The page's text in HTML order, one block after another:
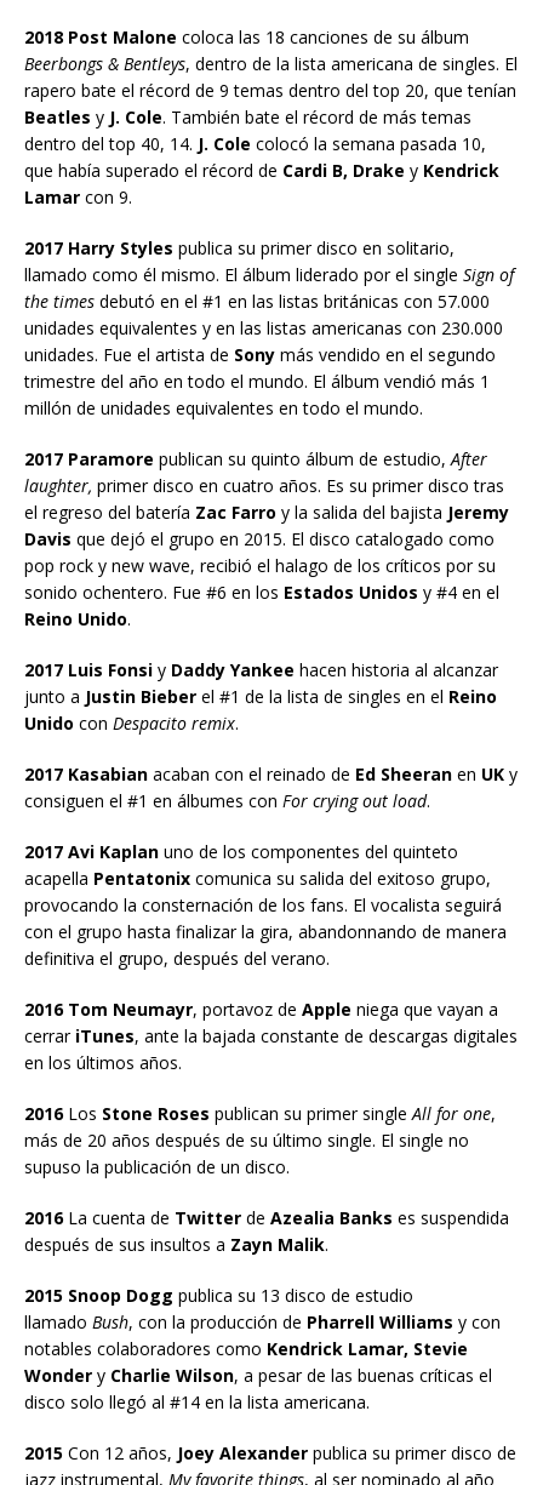
2018 Post Malone coloca las 18 canciones de su álbum
Beerbongs & Bentleys, dentro de la lista americana de singles. El
rapero bate el récord de 9 temas dentro del top 20, que tenían
Beatles y J. Cole. También bate el récord de más temas
dentro del top 40, 14. J. Cole colocó la semana pasada 10,
que había superado el récord de Cardi B, Drake y Kendrick
Lamar con 9.
2017 Harry Styles publica su primer disco en solitario,
llamado como él mismo. El álbum liderado por el single Sign of
the times debutó en el #1 en las listas británicas con 57.000
unidades equivalentes y en las listas americanas con 230.000
unidades. Fue el artista de Sony más vendido en el segundo
trimestre del año en todo el mundo. El álbum vendió más 1
millón de unidades equivalentes en todo el mundo.
2017 Paramore publican su quinto álbum de estudio,After
laughter, primer disco en cuatro años. Es su primer disco tras
el regreso del batería Zac Farro y la salida del bajista Jeremy
Davis que dejó el grupo en 2015. El disco catalogado como
pop rock y new wave, recibió el halago de los críticos por su
sonido ochentero. Fue #6 en los Estados Unidos y #4 en el
Reino Unido.
2017 Luis Fonsi y Daddy Yankee hacen historia al alcanzar
junto a Justin Bieber el #1 de la lista de singles en el Reino
Unido con Despacito remix.
2017 Kasabian acaban con el reinado de Ed Sheeran en UK y
consiguen el #1 en álbumes con For crying out load.
2017 Avi Kaplan uno de los componentes del quinteto
acapella Pentatonix comunica su salida del exitoso grupo,
provocando la consternación de los fans. El vocalista seguirá
con el grupo hasta finalizar la gira, abandonnando de manera
definitiva el grupo, después del verano.
2016 Tom Neumayr, portavoz de Apple niega que vayan a
cerrar iTunes, ante la bajada constante de descargas digitales
en los últimos años.
2016Los Stone Roses publican su primer singleAll for one,
más de 20 años después de su último single. El single no
supuso la publicación de un disco.
2016La cuenta de Twitter de Azealia Banks es suspendida
después de sus insultos a Zayn Malik.
2015 Snoop Dogg publica su 13 disco de estudio
llamado Bush, con la producción de Pharrell Williams y con
notables colaboradores como Kendrick Lamar, Stevie
Wonder y Charlie Wilson, a pesar de las buenas críticas el
disco solo llegó al #14 en la lista americana.
2015 Con 12 años, Joey Alexander publica su primer disco de
jazz instrumental, My favorite things, al ser nominado al año